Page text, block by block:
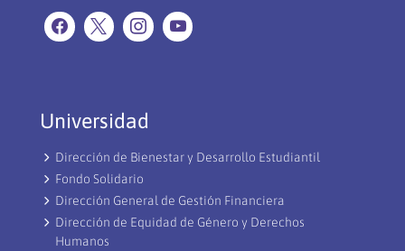
Universidad
Dirección de Bienestar y Desarrollo Estudiantil
Fondo Solidario
Dirección General de Gestión Financiera
Dirección de Equidad de Género y Derechos
Humanos